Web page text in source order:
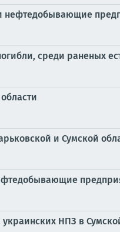
нефтедобывающие
среди раненых
и Сумской
НПЗ в